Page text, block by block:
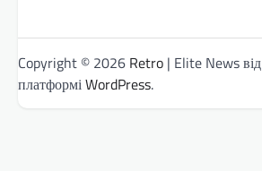
Copyright © 2026 Retro | Elite News від
платформіWordPress.